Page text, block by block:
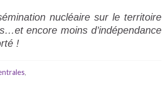
nucléaire sur le territoire
encore moins d’indépendance
!
,